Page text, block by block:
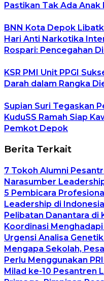
Pastikan Tak Ada Anak
BNN Kota Depok
Hari Anti Narkotika
Rospari: Pencegahan
KSR PMI Unit PPGI
Darah dalam Rangka
Supian Suri Tegaskan
KuduSS Ramah Siap
Pemkot Depok
Berita Terkait
7 Tokoh Alumni
Narasumber
5 Pembicara
Leadership di Indonesia
Pelibatan Danantara di
Koordinasi
Urgensi Analisa
Mengapa Sekolah,
Perlu Menggunakan
Milad ke-10 Pesantren